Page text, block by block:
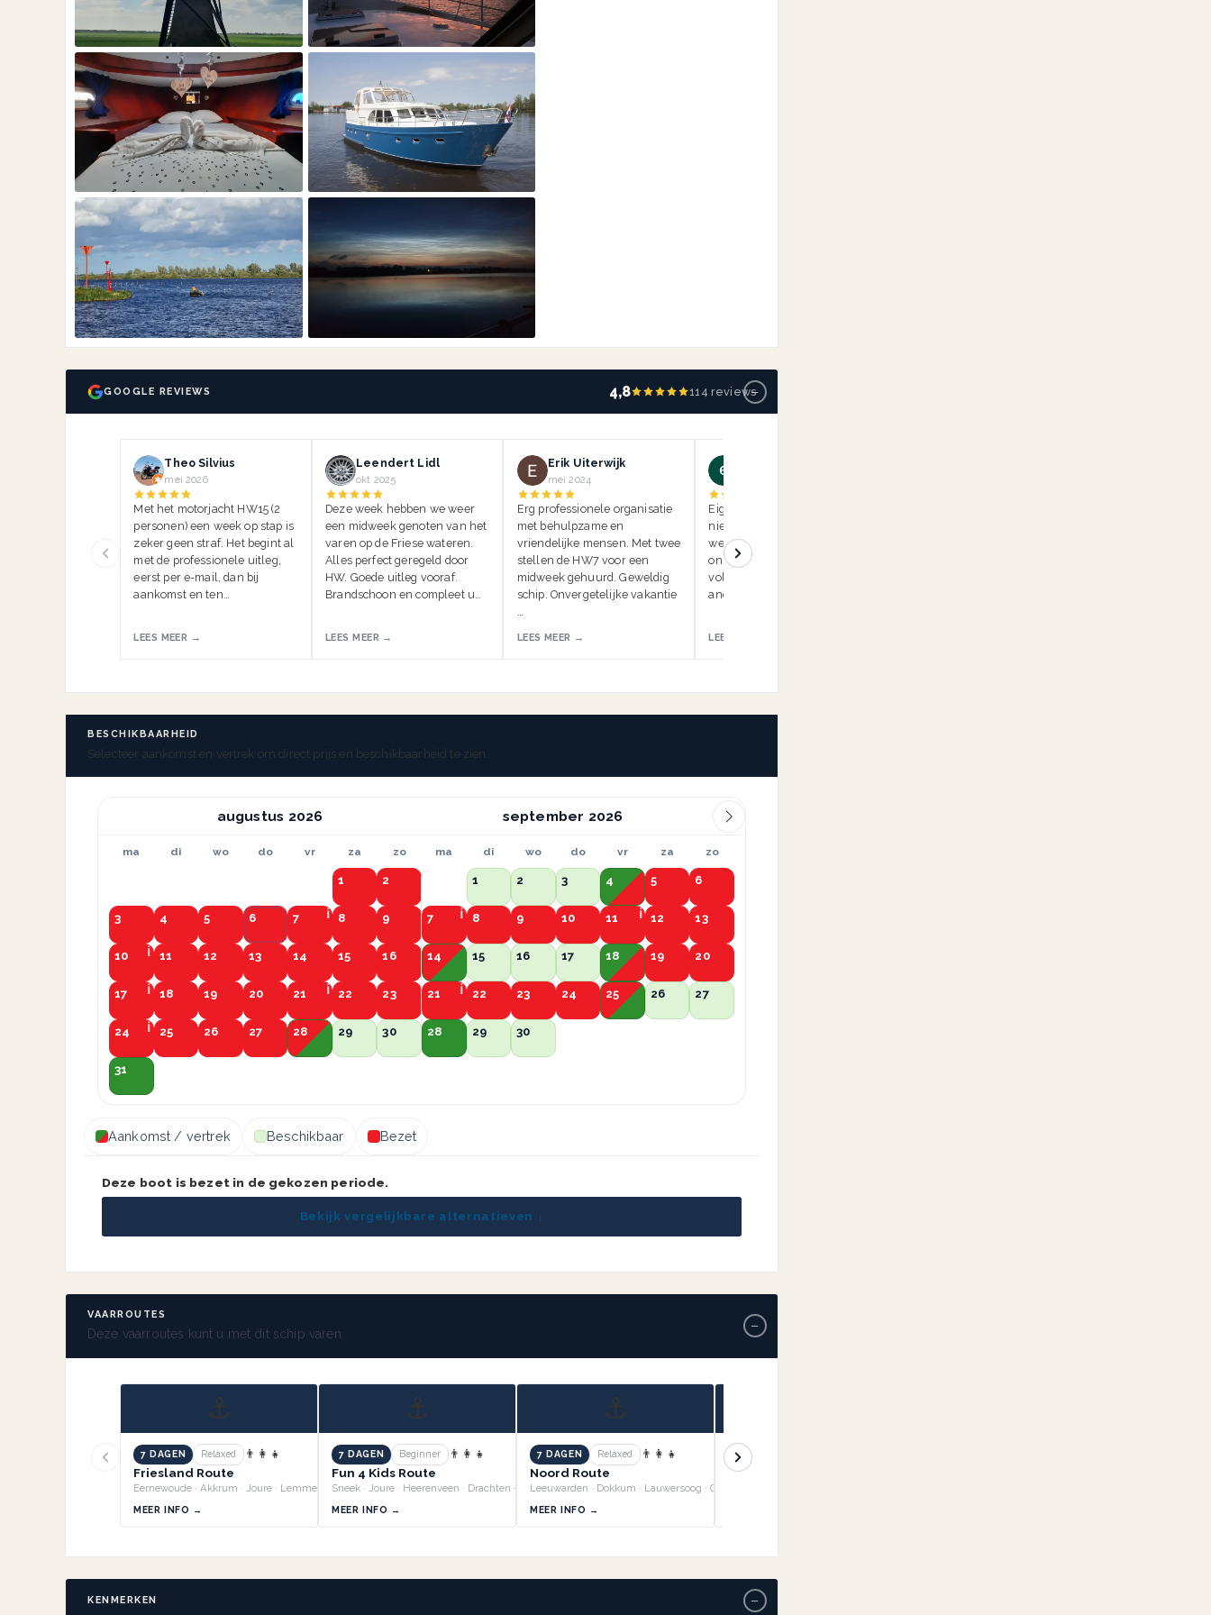
KENMERKEN −
BESCHIKBAARHEID
Selecteer aankomst en vertrek om direct prijs en beschikbaarheid te zien.
augustus september
ma di wo do vr za zo ma di wo do vr za zo
1 2
3 4 5 6 7 8 9
10 11 12 13 14 15 16
17 18 19 20 21 22 23
24 25 26 27 28 29 30
31
1 2 3 4 5 6
7 8 9 10 11 12 13
14 15 16 17 18 19 20
21 22 23 24 25 26 27
28 29 30
Aankomst / vertrek Beschikbaar Bezet
Deze boot is bezet in de gekozen periode.
Bekijk vergelijkbare alternatieven ↓
GOOGLE REVIEWS 4,8 114 reviews−
Theo Silvius
mei 2026
Met het motorjacht HW15 (2
personen) een week op stap is
zeker geen straf. Het begint al
met de professionele uitleg,
eerst per e-mail, dan bij
aankomst en ten…
LEES MEER →
Leendert Lidl
okt 2025
Deze week hebben we weer
een midweek genoten van het
varen op de Friese wateren.
Alles perfect geregeld door
HW. Goede uitleg vooraf.
Brandschoon en compleet u…
LEES MEER →
Erik Uiterwijk
mei 2024
Erg professionele organisatie
met behulpzame en
vriendelijke mensen. Met twee
stellen de HW7 voor een
midweek gehuurd. Geweldig
schip. Onvergetelijke vakantie
LEES MEER →
Eigenlijk moeten we het hier
niet beoordelen, maar houden
we de insidertip liever voor
onszelf. Anders kan de
volgende vakantie door
anderen worden geboekt. En…
LEES MEER →
VAARROUTES
Deze vaarroutes kunt u met dit schip varen −
⚓
7 DAGEN Relaxed
👨‍👩‍👧
Friesland Route
Eernewoude · Akkrum · Joure · Lemmer +3
MEER INFO →
⚓
7 DAGEN Beginner
👨‍👩‍👧
Fun 4 Kids Route
Sneek · Joure · Heerenveen · Drachten +3
MEER INFO →
⚓
7 DAGEN Relaxed
👨‍👩‍👧
Noord Route
MEER INFO →
7 DAGEN
Zuid Oost Route